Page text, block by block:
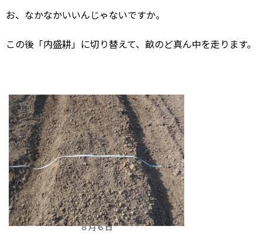
お、なかなかいいんじゃないですか。
この後「内盛耕」に切り替えて、畝のど真ん中を走ります。
８月６日